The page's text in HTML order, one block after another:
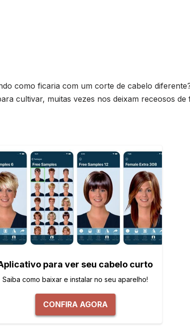
como ficaria com um corte de cabelo
cultivar, muitas vezes nos deixam receosos
para ver seu cabelo curto
Saiba como baixar e instalar no seu aparelho!
CONFIRA AGORA